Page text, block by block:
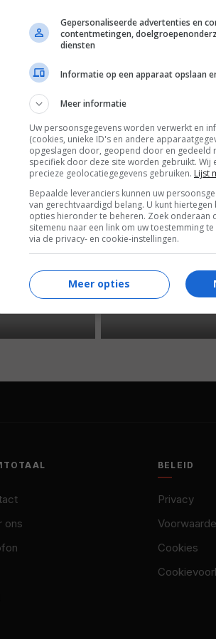
(2007) 6,3
World Trade Center
ons
BELEID
Privacy
Cookies
Gepersonaliseerde advertenties en
contentmetingen,
diensten
Informatie op een apparaat opslaan
Meer informatie
Uw persoonsgegevens worden verwerkt en
(cookies, unieke ID's en andere
opgeslagen door, geopend door en gedeeld
specifiek door deze site worden gebruikt. Wij
precieze geolocatiegegevens gebruiken. Lijst
Bepaalde leveranciers kunnen uw
van gerechtvaardigd belang. U kunt
opties hieronder te beheren. Zoek onderaan
sitemenu naar een link om uw toestemming
via de privacy- en cookie-instellingen.
Meer opties